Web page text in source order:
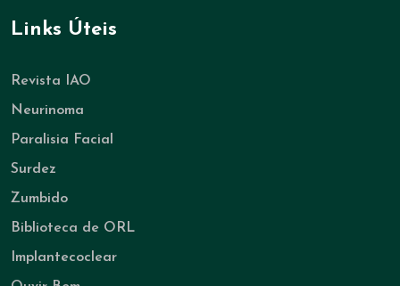
Links Úteis
Revista IAO
Neurinoma
Paralisia Facial
Surdez
Zumbido
Biblioteca de ORL
Implantecoclear